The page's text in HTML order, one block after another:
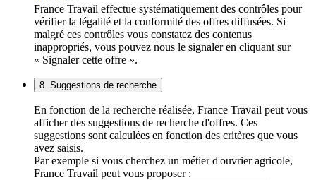
France Travail effectue systématiquement des contrôles pour
vérifier la légalité et la conformité des offres diffusées. Si
malgré ces contrôles vous constatez des contenus
inappropriés, vous pouvez nous le signaler en cliquant sur
« Signaler cette offre ».
8. Suggestions de recherche
En fonction de la recherche réalisée, France Travail peut vous
afficher des suggestions de recherche d'offres. Ces
suggestions sont calculées en fonction des critères que vous
avez saisis.
Par exemple si vous cherchez un métier d'ouvrier agricole,
France Travail peut vous proposer :